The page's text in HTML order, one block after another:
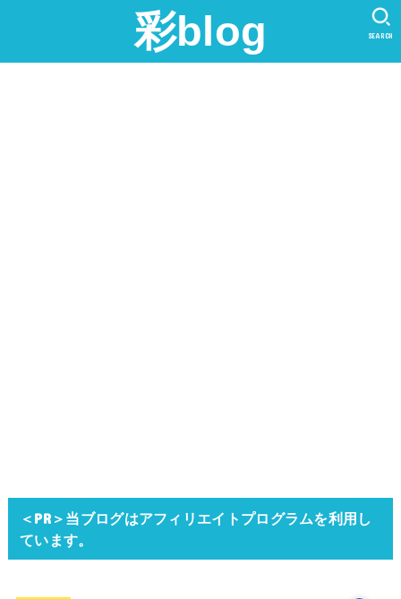
彩blog SEARCH
＜PR＞当ブログはアフィリエイトプログラムを利用し
ています。